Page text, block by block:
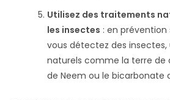
Utilisez des traitements
les insectes : en prévention
vous détectez des insectes,
naturels comme la terre de
de Neem ou le bicarbonate